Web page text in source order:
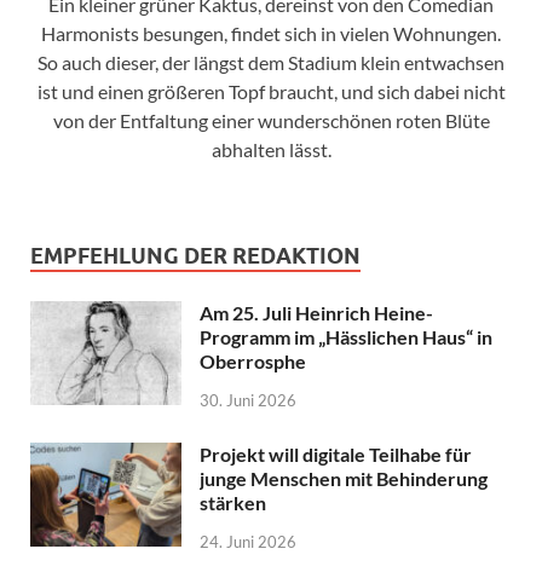
Harmonists besungen, findet sich in vielen Wohnungen.
So auch dieser, der längst dem Stadium klein entwachsen
ist und einen größeren Topf braucht, und sich dabei nicht
von der Entfaltung einer wunderschönen roten Blüte
abhalten lässt.
EMPFEHLUNG DER REDAKTION
Am 25. Juli Heinrich Heine-
Programm im „Hässlichen Haus“ in
Oberrosphe
30. Juni 2026
Projekt will digitale Teilhabe für
junge Menschen mit Behinderung
stärken
24. Juni 2026